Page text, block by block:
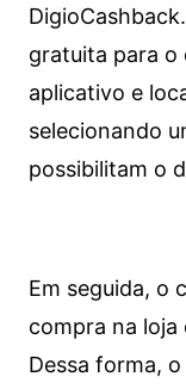
gratuita para o
aplicativo e
selecionando
possibilitam o
Em seguida, o
compra na
Dessa forma,